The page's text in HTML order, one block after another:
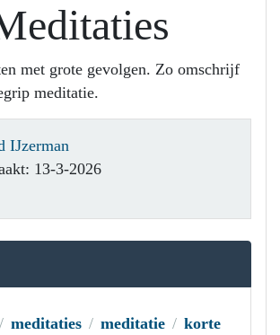
met grote gevolgen. Zo omschrijf
meditatie.
IJzerman
13-3-2026
meditaties meditatie
korte